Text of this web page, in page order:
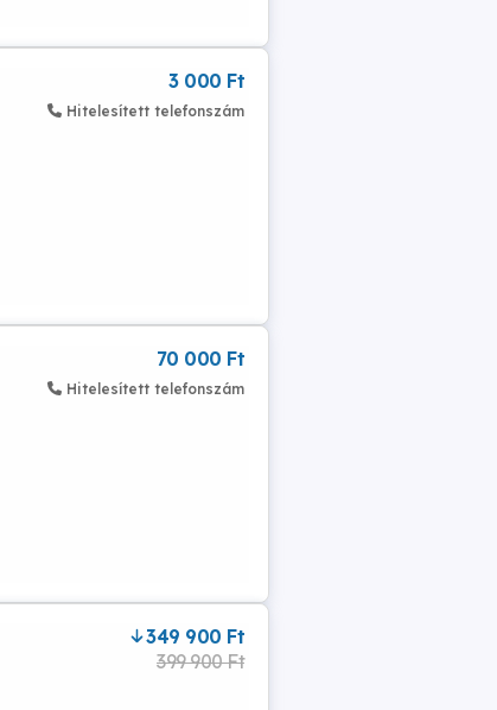
3 000 Ft
Hitelesített telefonszám
70 000 Ft
Hitelesített telefonszám
349 900 Ft
399 900 Ft